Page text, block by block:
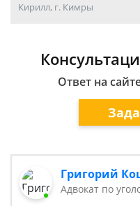
Кирилл, г. Кимры
Ответ на
Григорий
Адвокат по